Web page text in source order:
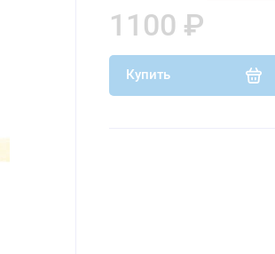
1100 ₽
Купить